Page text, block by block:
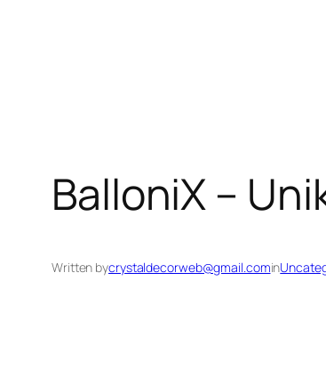
BalloniX –
Written bycrystaldecorweb@gmail.comin